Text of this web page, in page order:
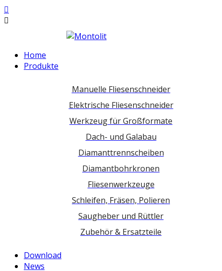
Home
Produkte
Manuelle Fliesenschneider
Elektrische Fliesenschneider
Werkzeug für Großformate
Dach- und Galabau
Diamanttrennscheiben
Diamantbohrkronen
Fliesenwerkzeuge
Schleifen, Fräsen, Polieren
Saugheber und Rüttler
Zubehör & Ersatzteile
Download
News